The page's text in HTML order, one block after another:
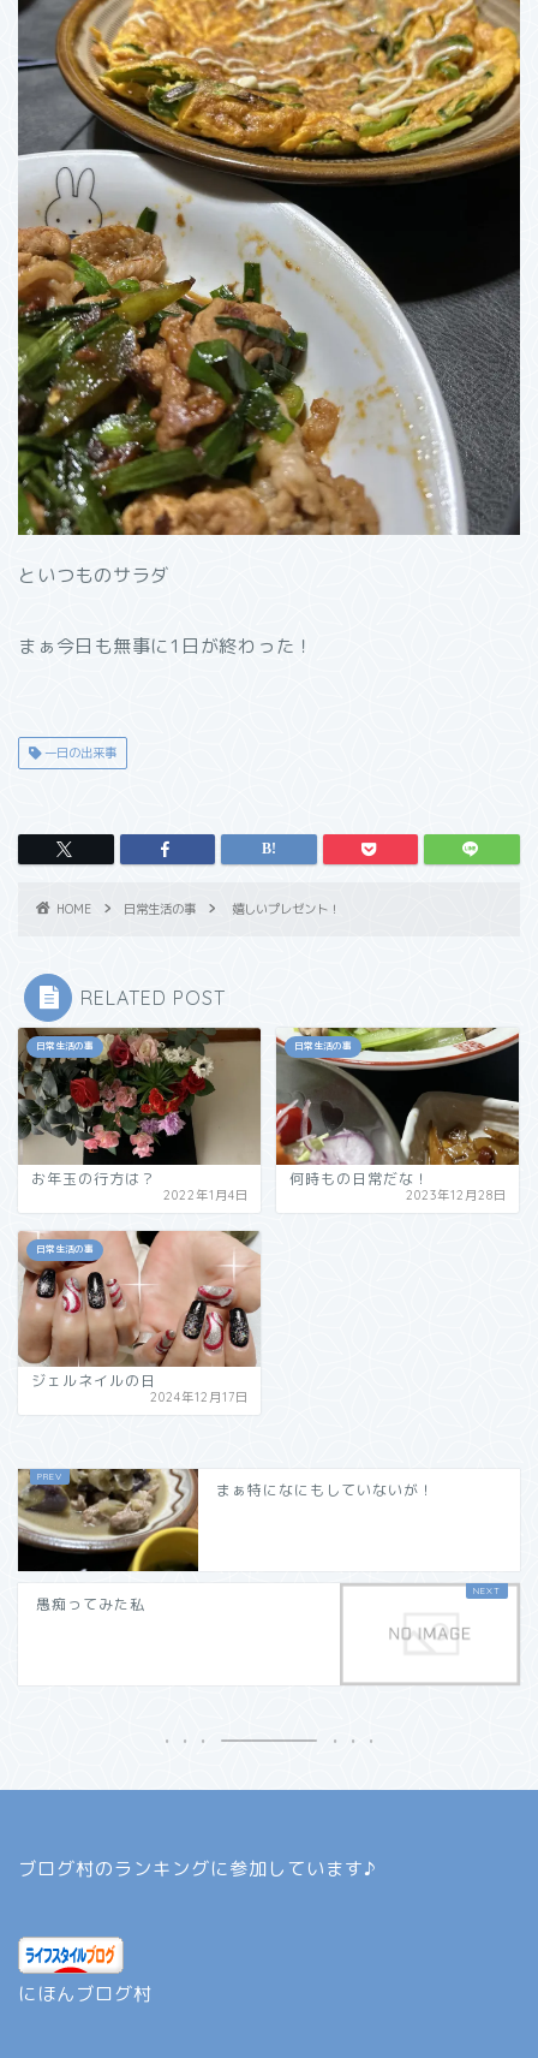
といつものサラダ
まぁ今日も無事に1日が終わった！
一日の出来事
HOME 日常生活の事 嬉しいプレゼント！
RELATED POST
日常生活の事
お年玉の行方は？
2022年1月4日
日常生活の事
何時もの日常だな！
2023年12月28日
日常生活の事
ジェルネイルの日
2024年12月17日
まぁ特になにもしていないが！
愚痴ってみた私
ブログ村のランキングに参加しています♪
にほんブログ村